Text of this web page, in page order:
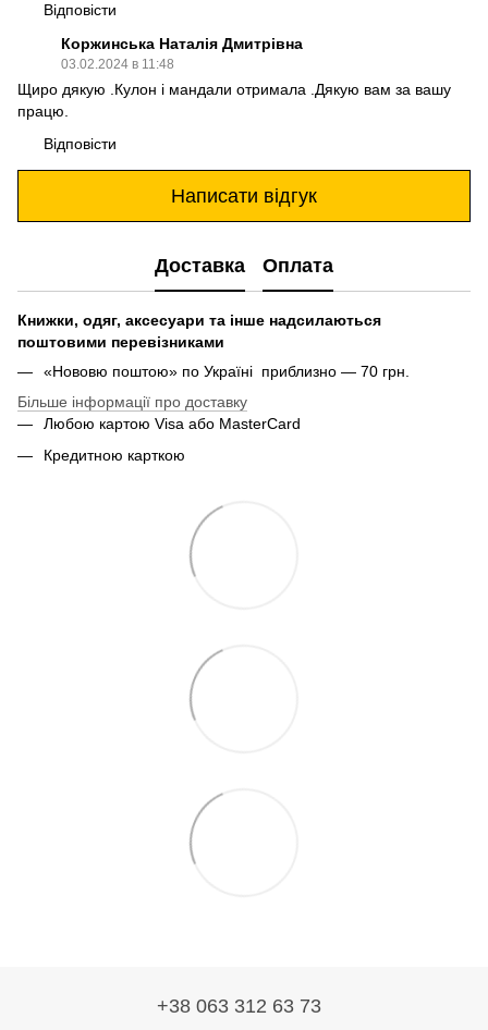
Відповісти
Коржинська Наталія Дмитрівна
03.02.2024 в 11:48
Щиро дякую .Кулон і мандали отримала .Дякую вам за вашу
працю.
Відповісти
Написати відгук
Доставка Оплата
Книжки, одяг, аксесуари та інше надсилаються
поштовими перевізниками
«Нововю поштою» по Україні приблизно — 70 грн.
Більше інформації про доставку
Любою картою Visa або MasterCard
Кредитною карткою
+38 063 312 63 73